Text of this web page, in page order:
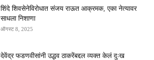
शिंदे शिवसेनेविरोधात संजय राऊत आक्रमक, एका नेत्यावर
साधला निशाणा
ऑगस्ट 8, 2025
देवेंद्र फडणवीसांनी उद्धव ठाकरेंबद्दल व्यक्त केलं दुःख